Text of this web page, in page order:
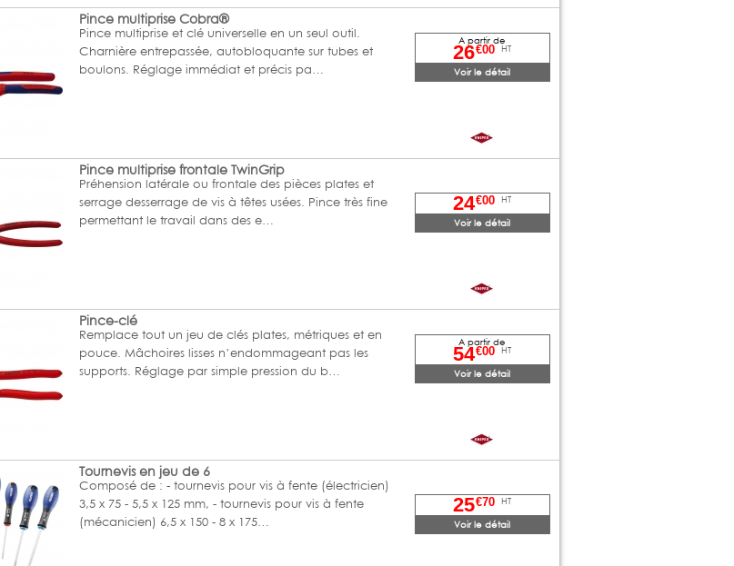
Pince multiprise Cobra®
Pince multiprise et clé universelle en un seul outil.
Charnière entrepassée, autobloquante sur tubes et
boulons. Réglage immédiat et précis pa…
A partir de
26€00 HT
Voir le détail
Pince multiprise frontale TwinGrip
Préhension latérale ou frontale des pièces plates et
serrage desserrage de vis à têtes usées. Pince très fine
permettant le travail dans des e…
24€00 HT
Voir le détail
Pince-clé
Remplace tout un jeu de clés plates, métriques et en
pouce. Mâchoires lisses n’endommageant pas les
supports. Réglage par simple pression du b…
A partir de
54€00 HT
Voir le détail
Tournevis en jeu de 6
Composé de : - tournevis pour vis à fente (électricien)
3,5 x 75 - 5,5 x 125 mm, - tournevis pour vis à fente
(mécanicien) 6,5 x 150 - 8 x 175…
25€70 HT
Voir le détail